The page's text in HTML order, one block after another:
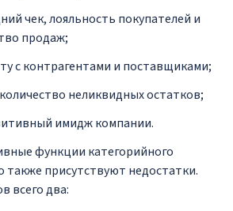
чек, лояльность покупателей и
продаж;
с контрагентами и поставщиками;
неликвидных остатков;
имидж компании.
функции категорийного
также присутствуют недостатки.
всего два: